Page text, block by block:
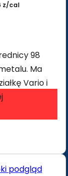
z/cal
98
Ma
Vario i
podgląd